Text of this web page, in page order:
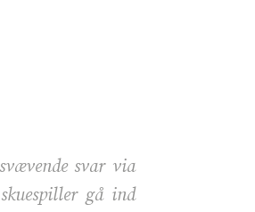
svar via
gå ind